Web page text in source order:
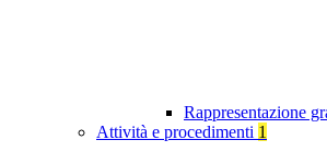
Rappresentazione
Attività e procedimenti 1